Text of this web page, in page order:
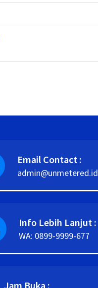
Email Contact :
admin@unmetered.id
Info Lebih Lanjut :
WA: 0899-9999-677
Jam Buka :